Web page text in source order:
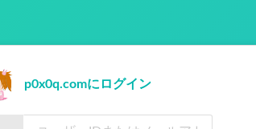
p0x0q.comにログイン